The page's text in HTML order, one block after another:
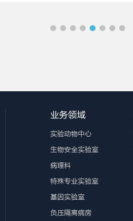
业务领域
实验动物中心
生物安全实验室
病理科
特殊专业实验室
基因实验室
负压隔离病房